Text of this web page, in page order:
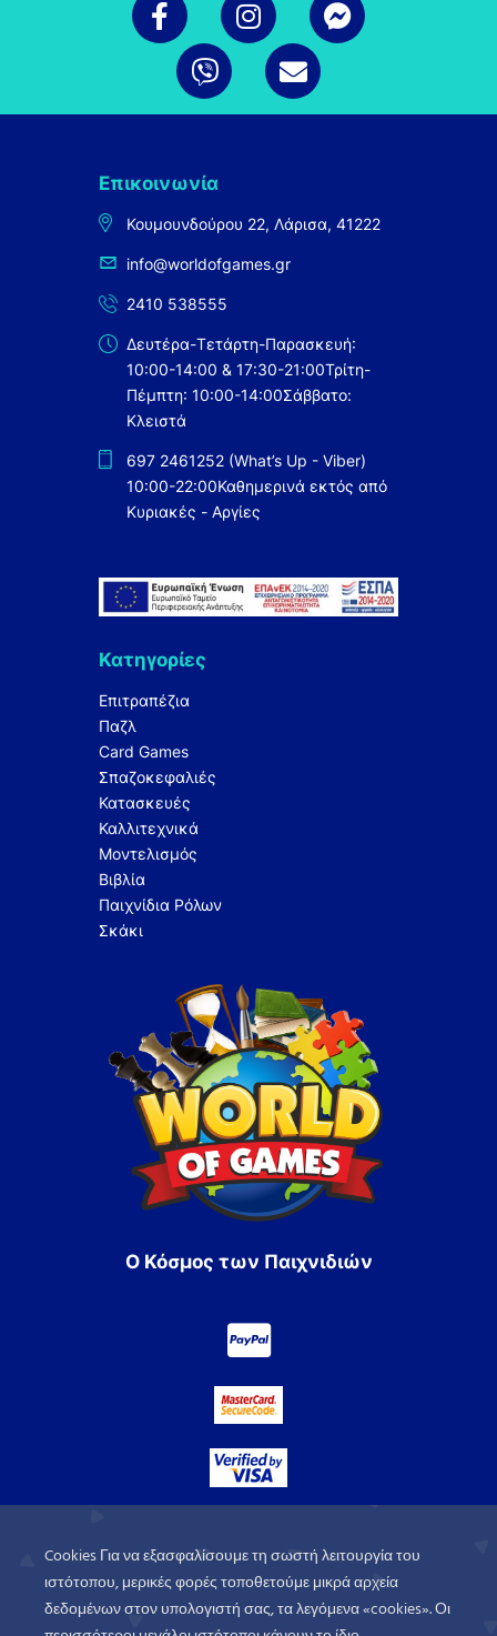
Επικοινωνία
Κουμουνδούρου 22, Λάρισα, 41222
info@worldofgames.gr
2410 538555
Δευτέρα-Τετάρτη-Παρασκευή:
10:00-14:00 & 17:30-21:00Τρίτη-
Πέμπτη: 10:00-14:00Σάββατο:
Κλειστά
697 2461252 (What’s Up - Viber)
10:00-22:00Καθημερινά εκτός από
Κυριακές - Αργίες
Κατηγορίες
Επιτραπέζια
Παζλ
Card Games
Σπαζοκεφαλιές
Κατασκευές
Καλλιτεχνικά
Μοντελισμός
Βιβλία
Παιχνίδια Ρόλων
Σκάκι
Ο Κόσμος των Παιχνιδιών
Cookies Για να εξασφαλίσουμε τη σωστή λειτουργία του
ιστότοπου, μερικές φορές τοποθετούμε μικρά αρχεία
δεδομένων στον υπολογιστή σας, τα λεγόμενα «cookies». Οι